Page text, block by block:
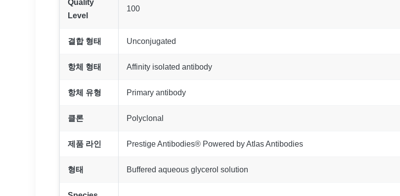
Quality
Level
100
결합 형태 Unconjugated
항체 형태 Affinity isolated antibody
항체 유형 Primary antibody
클론 Polyclonal
제품 라인 Prestige Antibodies® Powered by Atlas Antibodies
형태 Buffered aqueous glycerol solution